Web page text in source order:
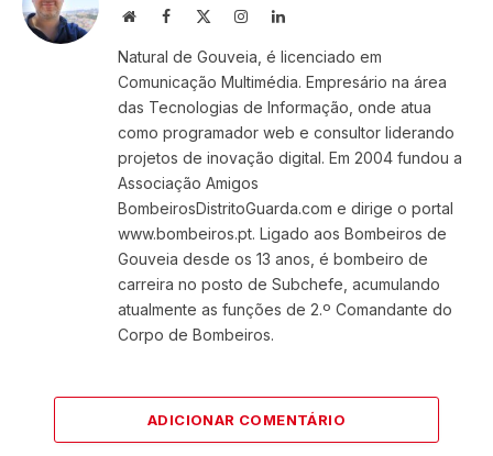
WebsiteFacebook InstagramLinkedIn
Natural de Gouveia, é licenciado em
Comunicação Multimédia. Empresário na área
das Tecnologias de Informação, onde atua
como programador web e consultor liderando
projetos de inovação digital. Em 2004 fundou a
Associação Amigos
BombeirosDistritoGuarda.com e dirige o portal
www.bombeiros.pt. Ligado aos Bombeiros de
Gouveia desde os 13 anos, é bombeiro de
carreira no posto de Subchefe, acumulando
atualmente as funções de 2.º Comandante do
Corpo de Bombeiros.
ADICIONAR COMENTÁRIO